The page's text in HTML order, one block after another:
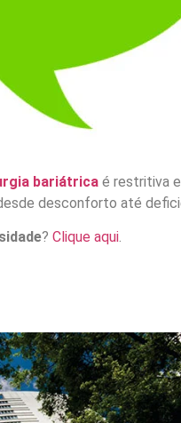
bariátrica é restritiva
desconforto até
? Clique aqui.